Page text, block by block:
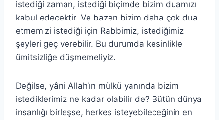
istediği zaman, istediği biçimde bizim duamızı
kabul edecektir. Ve bazen bizim daha çok dua
etmemizi istediği için Rabbimiz, istediğimiz
şeyleri geç verebilir. Bu durumda kesinlikle
ümitsizliğe düşmemeliyiz.
Değilse, yâni Allah’ın mülkü yanında bizim
istediklerimiz ne kadar olabilir de? Bütün dünya
insanlığı birleşse, herkes isteyebileceğinin en